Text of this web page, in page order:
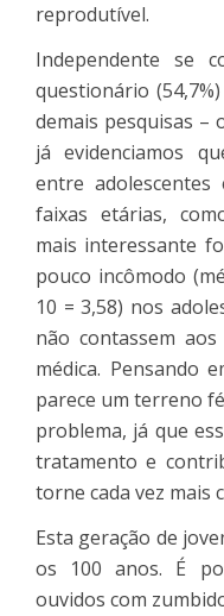
reprodutível.
Independente se
questionário
demais pesquisas –
já evidenciamos
entre
faixas etárias,
mais interessante
pouco incômodo
10 = 3,58) nos
não contassem
médica. Pensando
parece um terreno
problema, já que
tratamento e
torne cada vez mais
Esta geração de
os 100 anos. É
ouvidos com